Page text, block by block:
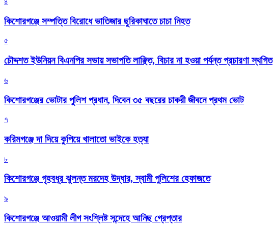
কিশোরগঞ্জে সম্পত্তি বিরোধে ভাতিজার ছুরিকাঘাতে চাচা নিহত
৫
চৌদ্দশত ইউনিয়ন বিএনপির সভায় সভাপতি লাঞ্ছিত, বিচার না হওয়া পর্যন্ত প্রচারণা স্থগিত
৬
কিশোরগঞ্জের ভোটার পুলিশ প্রধান, দিবেন ৩৫ বছরের চাকরী জীবনে প্রথম ভোট
৭
করিমগঞ্জে দা দিয়ে কুপিয়ে খালাতো ভাইকে হত্যা
৮
কিশোরগঞ্জে গৃহবধূর ঝুলন্ত মরদেহ উদ্ধার, স্বামী পুলিশের হেফাজতে
৯
কিশোরগঞ্জে আওয়ামী লীগ সংশ্লিষ্ট সন্দেহে আনিছ গ্রেপ্তার